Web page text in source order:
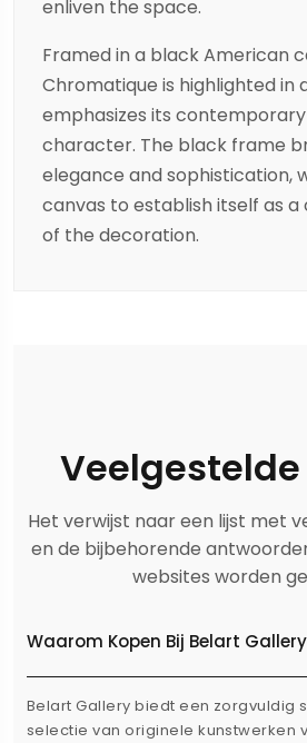
enliven the space.
Framed in a black American
Chromatique is highlighted in
emphasizes its
character. The black frame
elegance and sophistication,
canvas to establish itself as
of the decoration.
Het verwijst naar een lijst met
en de bijbehorende
websites worden
Waarom Kopen Bij Belart
Belart Gallery biedt een zorgvuldig
selectie van originele kunstwerken